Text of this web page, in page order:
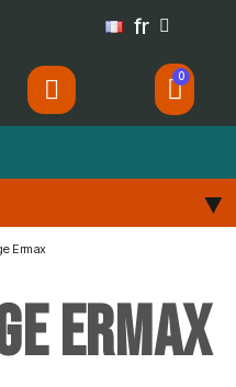
fr
Ermax
Ermax